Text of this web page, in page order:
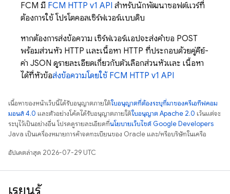
FCM มี FCM HTTP v1 API สำหรับนักพัฒนาซอฟต์แวร์ที่
ต้องการใช้ โปรโตคอลเซิร์ฟเวอร์แบบดิบ
หากต้องการส่งข้อความ เซิร์ฟเวอร์แอปจะส่งคำขอ POST
พร้อมส่วนหัว HTTP และเนื้อหา HTTP ที่ประกอบด้วยคู่คีย์-
ค่า JSON ดูรายละเอียดเกี่ยวกับตัวเลือกส่วนหัวและ เนื้อหา
ได้ที่หัวข้อส่งข้อความโดยใช้ FCM HTTP v1 API
เนื้อหาของหน้าเว็บนี้ได้รับอนุญาตภายใต้ใบอนุญาตที่ต้องระบุที่มาของครีเอทีฟคอม
มอนส์ 4.0 และตัวอย่างโค้ดได้รับอนุญาตภายใต้ใบอนุญาต Apache 2.0 เว้นแต่จะ
ระบุไว้เป็นอย่างอื่น โปรดดูรายละเอียดที่นโยบายเว็บไซต์ Google Developers
Java เป็นเครื่องหมายการค้าจดทะเบียนของ Oracle และ/หรือบริษัทในเครือ
อัปเดตล่าสุด 2026-07-29 UTC
เรียนรู้